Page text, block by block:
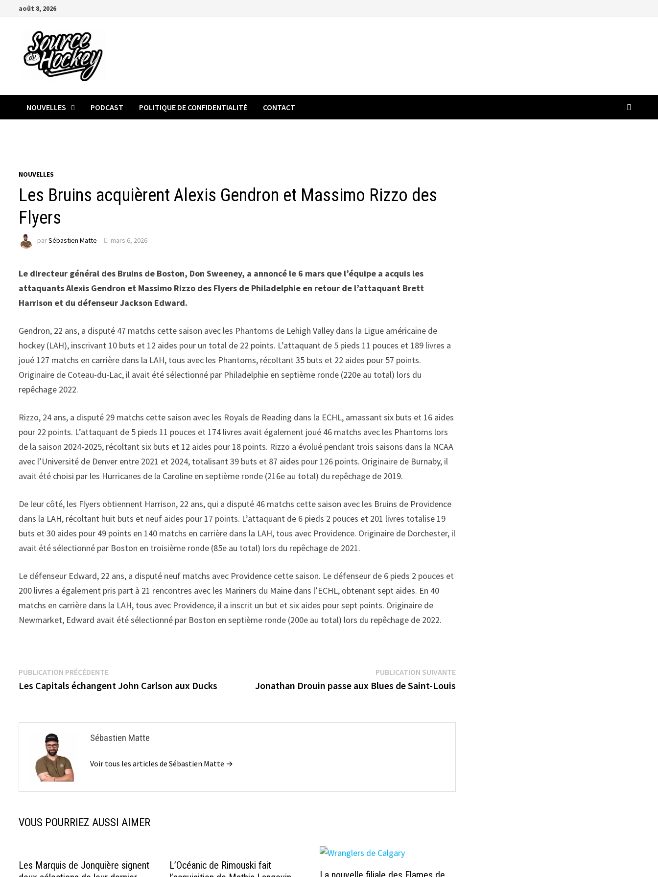
Passeraoût 8, 2026
NOUVELLES PODCAST POLITIQUE DE CONFIDENTIALITÉ CONTACT
NOUVELLES
Les Bruins acquièrent Alexis Gendron et Massimo Rizzo des
Flyers
parSébastien Matte mars 6, 2026
Le directeur général des Bruins de Boston, Don Sweeney, a annoncé le 6 mars que l’équipe a acquis les
attaquants Alexis Gendron et Massimo Rizzo des Flyers de Philadelphie en retour de l’attaquant Brett
Harrison et du défenseur Jackson Edward.
Gendron, 22 ans, a disputé 47 matchs cette saison avec les Phantoms de Lehigh Valley dans la Ligue américaine de
hockey (LAH), inscrivant 10 buts et 12 aides pour un total de 22 points. L’attaquant de 5 pieds 11 pouces et 189 livres a
joué 127 matchs en carrière dans la LAH, tous avec les Phantoms, récoltant 35 buts et 22 aides pour 57 points.
Originaire de Coteau-du-Lac, il avait été sélectionné par Philadelphie en septième ronde (220e au total) lors du
repêchage 2022.
Rizzo, 24 ans, a disputé 29 matchs cette saison avec les Royals de Reading dans la ECHL, amassant six buts et 16 aides
pour 22 points. L’attaquant de 5 pieds 11 pouces et 174 livres avait également joué 46 matchs avec les Phantoms lors
de la saison 2024-2025, récoltant six buts et 12 aides pour 18 points. Rizzo a évolué pendant trois saisons dans la NCAA
avec l’Université de Denver entre 2021 et 2024, totalisant 39 buts et 87 aides pour 126 points. Originaire de Burnaby, il
avait été choisi par les Hurricanes de la Caroline en septième ronde (216e au total) du repêchage de 2019.
De leur côté, les Flyers obtiennent Harrison, 22 ans, qui a disputé 46 matchs cette saison avec les Bruins de Providence
dans la LAH, récoltant huit buts et neuf aides pour 17 points. L’attaquant de 6 pieds 2 pouces et 201 livres totalise 19
buts et 30 aides pour 49 points en 140 matchs en carrière dans la LAH, tous avec Providence. Originaire de Dorchester, il
avait été sélectionné par Boston en troisième ronde (85e au total) lors du repêchage de 2021.
Le défenseur Edward, 22 ans, a disputé neuf matchs avec Providence cette saison. Le défenseur de 6 pieds 2 pouces et
200 livres a également pris part à 21 rencontres avec les Mariners du Maine dans l’ECHL, obtenant sept aides. En 40
matchs en carrière dans la LAH, tous avec Providence, il a inscrit un but et six aides pour sept points. Originaire de
Newmarket, Edward avait été sélectionné par Boston en septième ronde (200e au total) lors du repêchage de 2022.
Navigation
de
PUBLICATION PRÉCÉDENTEPublication
précédente :
Les Capitals échangent John Carlson aux Ducks
PUBLICATION SUIVANTEPublication
suivante :
Jonathan Drouin passe aux Blues de Saint-Louis
Sébastien Matte
Voir tous les articles de Sébastien Matte →
VOUS POURRIEZ AUSSI AIMER
Les Marquis de Jonquière signent
L’Océanic de Rimouski fait